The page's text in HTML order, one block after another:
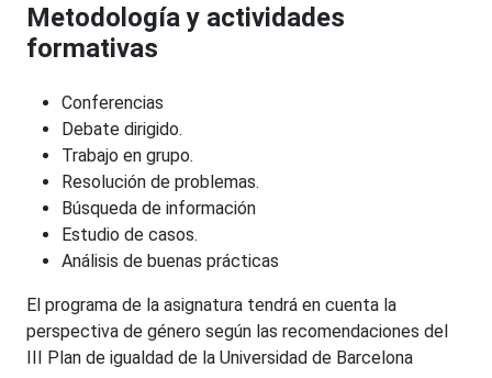
Metodología y actividades
formativas
Conferencias
Debate dirigido.
Trabajo en grupo.
Resolución de problemas.
Búsqueda de información
Estudio de casos.
Análisis de buenas prácticas
El programa de la asignatura tendrá en cuenta la
perspectiva de género según las recomendaciones del
III Plan de igualdad de la Universidad de Barcelona